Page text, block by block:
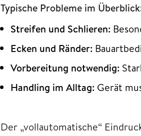
Typische Probleme im
Streifen und Schlieren:
Ecken und Ränder:
Vorbereitung notwendig:
Handling im Alltag: Gerät
Der „vollautomatische“